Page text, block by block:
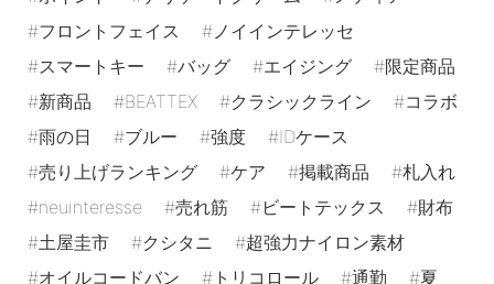
フロントフェイス
ノイインテレッセ
スマートキー
バッグ エイジング
限定商品
新商品
BEATTEX クラシックライン
コラボ
雨の日
ブルー 強度
IDケース
売り上げランキング
ケア 掲載商品
札入れ
neuinteresse
売れ筋 ビートテックス
財布
土屋圭市
クシタニ
超強力ナイロン素材
オイルコードバン
トリコロール 通勤
夏